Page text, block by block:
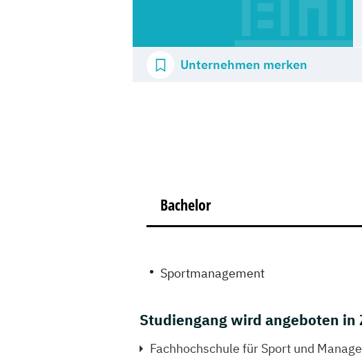
Unternehmen merken
Bachelor
Sportmanagement
Studiengang wird angeboten
Fachhochschule für Sport und